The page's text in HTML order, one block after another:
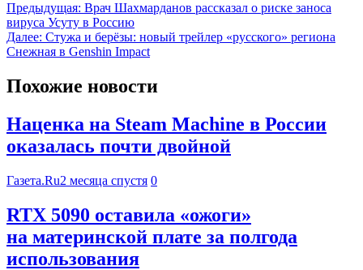
Предыдущая: Врач Шахмарданов рассказал о риске заноса
вируса Усуту в Россию
Далее: Стужа и берёзы: новый трейлер «русского» региона
Снежная в Genshin Impact
Похожие новости
Наценка на Steam Machine в России
оказалась почти двойной
Газета.Ru2 месяца спустя 0
RTX 5090 оставила «ожоги»
на материнской плате за полгода
использования